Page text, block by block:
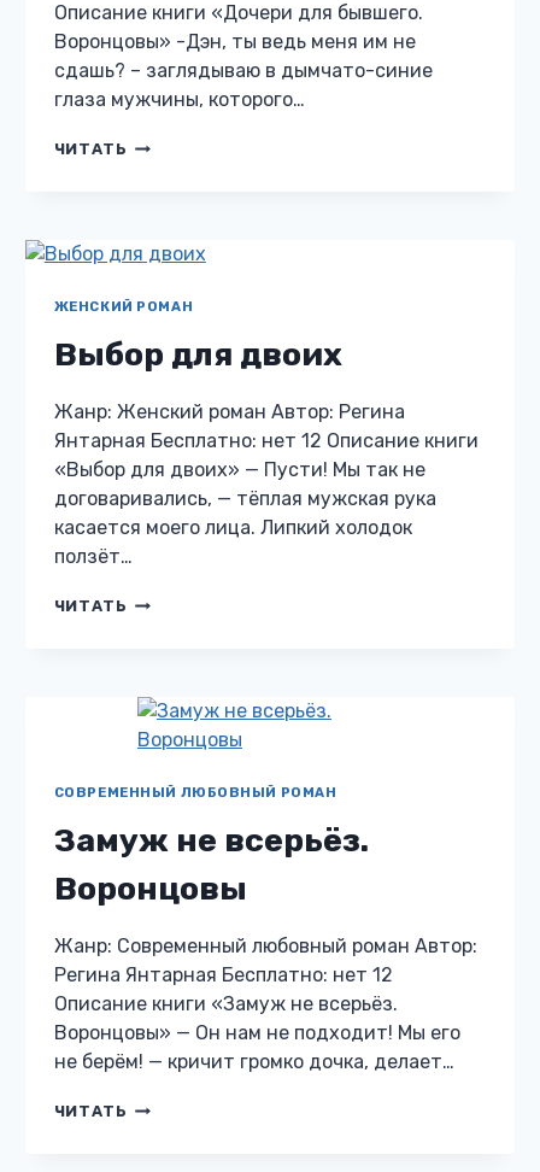
Описание книги «Дочери для бывшего.
Воронцовы» -Дэн, ты ведь меня им не
сдашь? – заглядываю в дымчато-синие
глаза мужчины, которого…
ЧИТАТЬ ДОЧЕРИ
ЖЕНСКИЙ РОМАН
Выбор для двоих
Жанр: Женский роман Автор: Регина
Янтарная Бесплатно: нет 12 Описание книги
«Выбор для двоих» — Пусти! Мы так не
договаривались, — тёплая мужская рука
касается моего лица. Липкий холодок
ползёт…
ЧИТАТЬ ВЫБОР
СОВРЕМЕННЫЙ ЛЮБОВНЫЙ РОМАН
Замуж не всерьёз.
Воронцовы
Жанр: Современный любовный роман Автор:
Регина Янтарная Бесплатно: нет 12
Описание книги «Замуж не всерьёз.
Воронцовы» — Он нам не подходит! Мы его
не берём! — кричит громко дочка, делает…
ЧИТАТЬ ЗАМУЖ